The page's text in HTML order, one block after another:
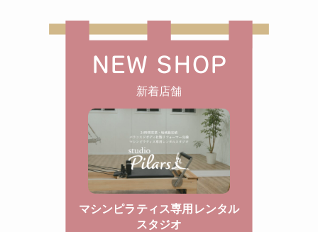
NEW SHOP
新着店舗
マシンピラティス専用レンタル
スタジオ